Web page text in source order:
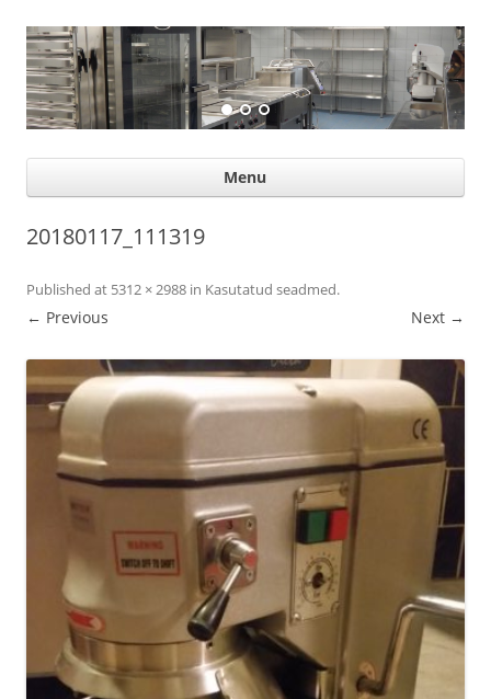
Suurköögiseadmed
Professional help for proffs
Menu
20180117_111319
Published at 5312 × 2988 in Kasutatud seadmed.
← Previous Next →